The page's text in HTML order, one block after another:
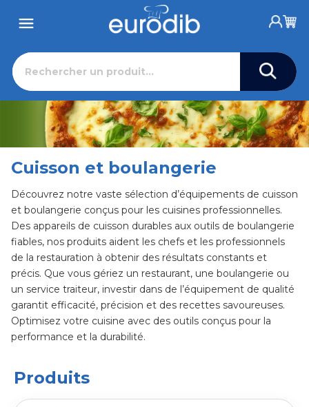
Cuisson et boulangerie
Découvrez notre vaste sélection d’équipements de cuisson
et boulangerie conçus pour les cuisines professionnelles.
Des appareils de cuisson durables aux outils de boulangerie
fiables, nos produits aident les chefs et les professionnels
de la restauration à obtenir des résultats constants et
précis. Que vous gériez un restaurant, une boulangerie ou
un service traiteur, investir dans de l’équipement de qualité
garantit efficacité, précision et des recettes savoureuses.
Optimisez votre cuisine avec des outils conçus pour la
performance et la durabilité.
Produits